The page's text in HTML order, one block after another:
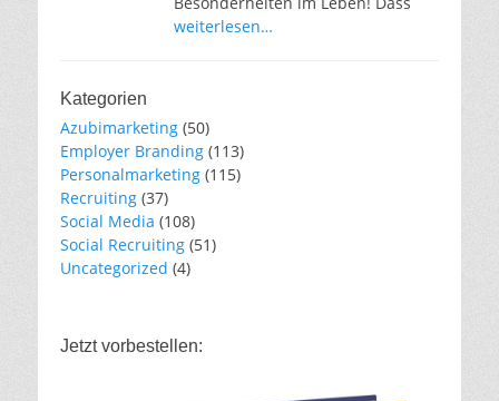
weiterlesen…
Kategorien
Azubimarketing (50)
Employer Branding (113)
Personalmarketing (115)
Recruiting (37)
Social Media (108)
Social Recruiting (51)
Uncategorized (4)
Jetzt vorbestellen: